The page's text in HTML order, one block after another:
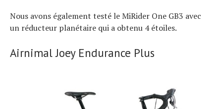
Nous avons également testé le MiRider One GB3 avec
un réducteur planétaire qui a obtenu 4 étoiles.
Airnimal Joey Endurance Plus